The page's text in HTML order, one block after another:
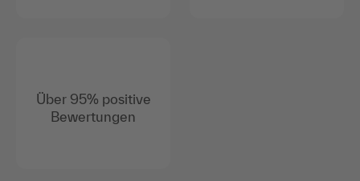
Über 95% positive
Bewertungen